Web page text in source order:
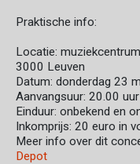
Praktische info:
Locatie:
3000 Leuven
Datum: donderdag 23
Aanvangsuur: 20.00 uur
Einduur: onbekend en
Inkomprijs: 20 euro in
Meer info over dit
Depot